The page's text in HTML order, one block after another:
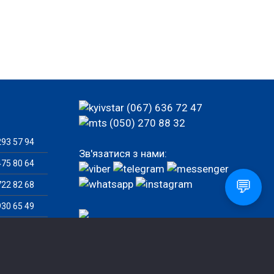
57 94
80 64
82 68
65 49
(067) 636 72 47
(050) 270 88 32
Зв'язатися з нами:
💬